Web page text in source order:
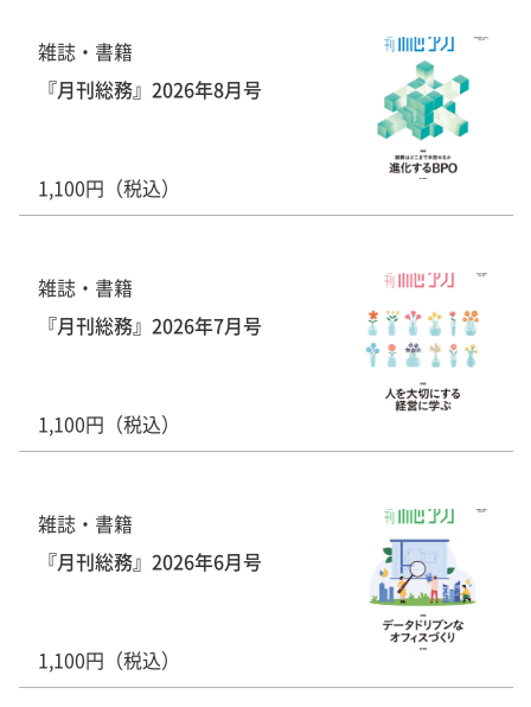
雑誌・書籍
『月刊総務』2026年8月号
1,100円（税込）
雑誌・書籍
『月刊総務』2026年7月号
1,100円（税込）
雑誌・書籍
『月刊総務』2026年6月号
1,100円（税込）